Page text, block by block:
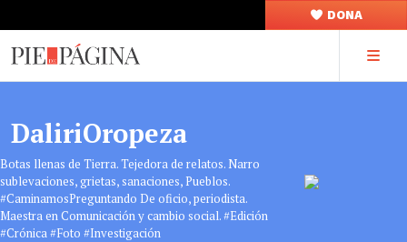
DONA
DaliriOropeza
Botas llenas de Tierra. Tejedora de relatos. Narro
sublevaciones, grietas, sanaciones, Pueblos.
#CaminamosPreguntando De oficio, periodista.
Maestra en Comunicación y cambio social. #Edición
#Crónica #Foto #Investigación